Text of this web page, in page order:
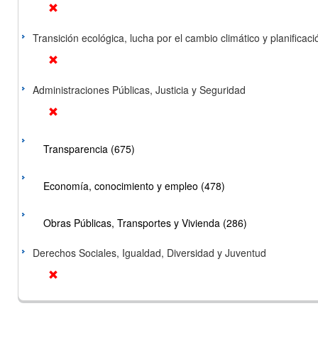
Transición ecológica, lucha por el cambio climático y
Administraciones Públicas, Justicia y Seguridad
Transparencia (675)
Economía, conocimiento y empleo (478)
Obras Públicas, Transportes y Vivienda (286)
Derechos Sociales, Igualdad, Diversidad y Juventud